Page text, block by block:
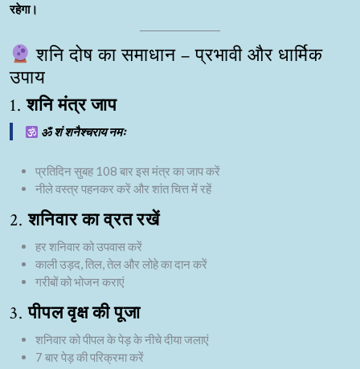
रहेगा।
शनि दोष का समाधान – प्रभावी और धार्मिक
उपाय
1.शनि मंत्र जाप
ॐ शं शनैश्चराय नमः
प्रतिदिन सुबह 108 बार इस मंत्र का जाप करें
नीले वस्त्र पहनकर करें और शांत चित्त में रहें
2.शनिवार का व्रत रखें
हर शनिवार को उपवास करें
काली उड़द, तिल, तेल और लोहे का दान करें
गरीबों को भोजन कराएं
3.पीपल वृक्ष की पूजा
शनिवार को पीपल के पेड़ के नीचे दीया जलाएं
7 बार पेड़ की परिक्रमा करें